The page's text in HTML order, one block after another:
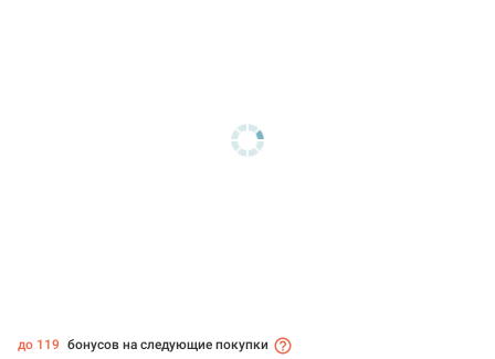
до 119 бонусов на следующие покупки